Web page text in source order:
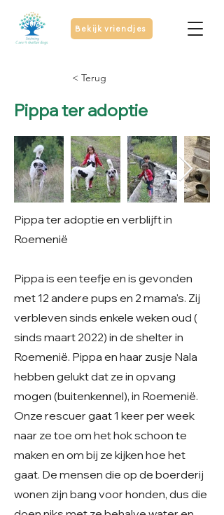
Bekijk vriendjes
< Terug
Pippa ter adoptie
Pippa ter adoptie en verblijft in
Roemenië
Pippa is een teefje en is gevonden
met 12 andere pups en 2 mama's. Zij
verbleven sinds enkele weken oud (
sinds maart 2022) in de shelter in
Roemenië. Pippa en haar zusje Nala
hebben gelukt dat ze in opvang
mogen (buitenkennel), in Roemenië.
Onze rescuer gaat 1 keer per week
naar ze toe om het hok schoon te
maken en om bij ze kijken hoe het
gaat. De mensen die op de boerderij
wonen zijn bang voor honden, dus die